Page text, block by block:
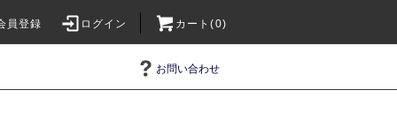
員登録 ログイン カート(0)
お問い合わせ